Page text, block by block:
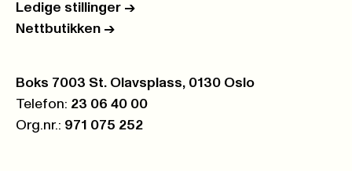
Ledige stillinger ->
Nettbutikken ->
Postboks:
Boks 7003 St. Olavsplass, 0130 Oslo
Telefon: 23 06 40 00
Org.nr.: 971 075 252